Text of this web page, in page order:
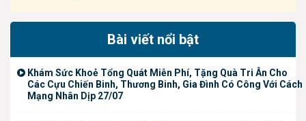
Bài viết nổi bật
Khám Sức Khoẻ Tổng Quát Miễn Phí, Tặng Quà Tri Ân Cho
Các Cựu Chiến Binh, Thương Binh, Gia Đình Có Công Với Cách
Mạng Nhân Dịp 27/07